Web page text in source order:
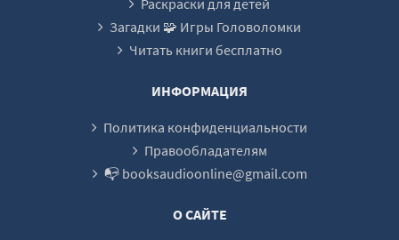
Раскраски для детей
Загадки 🧩 Игры Головоломки
Читать книги бесплатно
ИНФОРМАЦИЯ
Политика конфиденциальности
Правообладателям
📭 booksaudioonline@gmail.com
О САЙТЕ